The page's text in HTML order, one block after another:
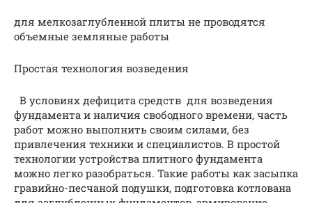
для мелкозаглубленной плиты не проводятся
объемные земляные работы
Простая технология возведения
В условиях дефицита средств для возведения
фундамента и наличия свободного времени, часть
работ можно выполнить своим силами, без
привлечения техники и специалистов. В простой
технологии устройства плитного фундамента
можно легко разобраться. Такие работы как засыпка
гравийно-песчаной подушки, подготовка котлована